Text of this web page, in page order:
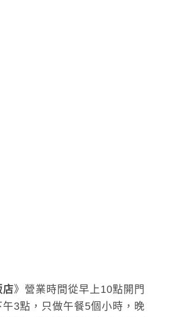
店》營業時間從早上10點開門
3點，只做午餐5個小時，晚